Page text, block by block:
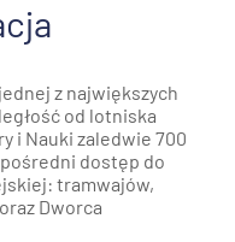
z największych
od lotniska
i Nauki zaledwie 700
dostęp do
tramwajów,
Dworca